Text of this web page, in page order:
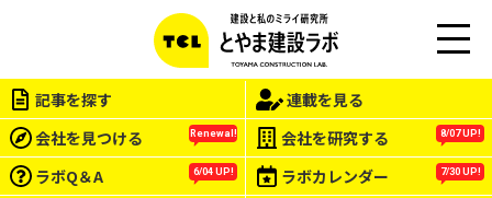
EN
記事を探す
連載を見る
会社を見つける
Renewal! 会社を研究する 8/07 UP!
ラボQ＆A 6/04 UP! ラボカレンダー 7/30 UP!
この会社をもっと研究する